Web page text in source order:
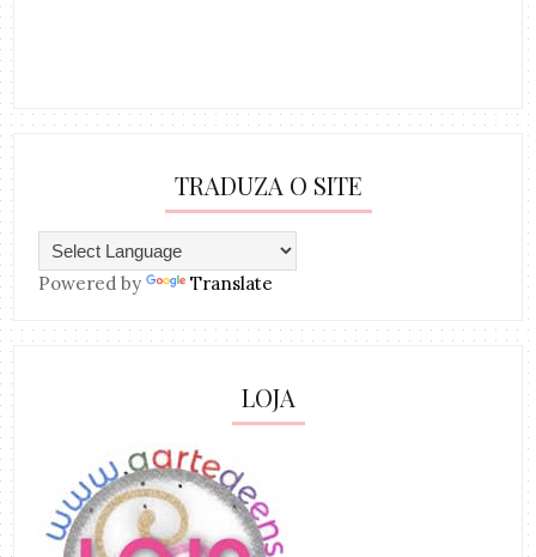
TRADUZA O SITE
Powered by Translate
LOJA